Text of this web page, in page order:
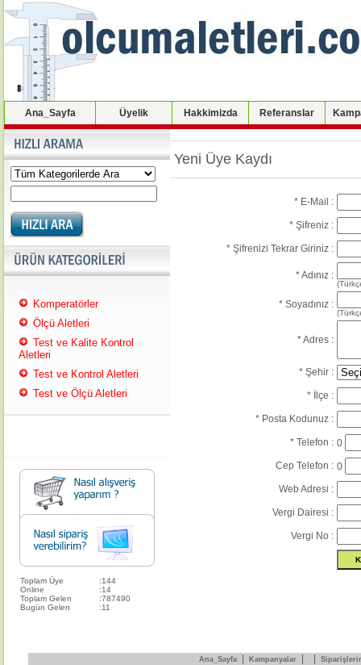
Ana_Sayfa Üyelik Hakkimizda Referanslar
Komperatörler
Ölçü Aletleri
Test ve Kalite Kontrol
Aletleri
Test ve Kontrol Aletleri
Test ve Ölçü Aletleri
Toplam Üye :144
Online
:14
Toplam Gelen
:787490
Bugün Gelen
:11
Yeni Üye Kaydı
* E-Mail :
* Şifreniz :
* Şifrenizi Tekrar Giriniz :
* Adınız :
* Soyadınız :
* Adres :
* Şehir :
* İlçe :
* Posta Kodunuz :
* Telefon : 0
Cep Telefon : 0
Web Adresi :
Vergi Dairesi :
Vergi No :
Ana_Sayfa| Kampanyalar|